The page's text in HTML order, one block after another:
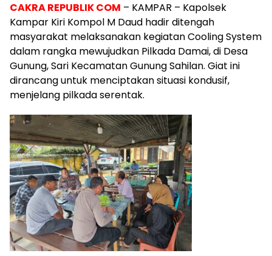
CAKRA REPUBLIK COM – KAMPAR – Kapolsek
Kampar Kiri Kompol M Daud hadir ditengah
masyarakat melaksanakan kegiatan Cooling System
dalam rangka mewujudkan Pilkada Damai, di Desa
Gunung, Sari Kecamatan Gunung Sahilan. Giat ini
dirancang untuk menciptakan situasi kondusif,
menjelang pilkada serentak.